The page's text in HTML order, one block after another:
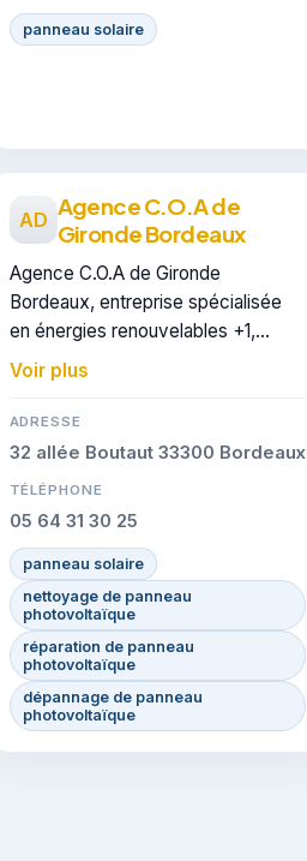
panneau solaire
AD Agence C.O.A de
Gironde Bordeaux
Agence C.O.A de Gironde
Bordeaux, entreprise spécialisée
en énergies renouvelables +1,
intervient à Blanquefort. CERTIFIE :
cette certification atteste du
savoir-faire de l'entreprise.
Voir plus
ADRESSE
32 allée Boutaut 33300 Bordeaux
TÉLÉPHONE
05 64 31 30 25
panneau solaire
nettoyage de panneau
photovoltaïque
réparation de panneau
photovoltaïque
dépannage de panneau
photovoltaïque